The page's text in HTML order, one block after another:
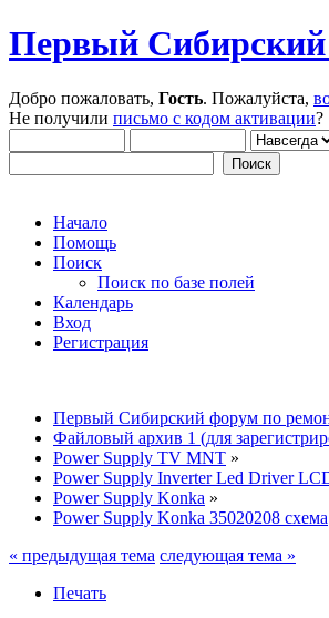
Первый Сибирский
Добро пожаловать, Гость. Пожалуйста,
Не получили письмо с кодом активации?
Начало
Помощь
Поиск
Поиск по базе полей
Календарь
Вход
Регистрация
Первый Сибирский форум по
Файловый архив 1 (для
Power Supply TV MNT »
Power Supply Inverter Led Driver
Power Supply Konka »
Power Supply Konka 35020208 схема
« предыдущая тема следующая тема »
Печать